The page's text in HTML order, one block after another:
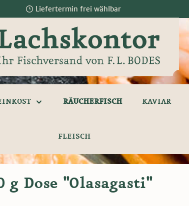
Liefertermin frei wählbar
RÄUCHERFISCH KAVIAR
FLEISCH
Dose "Olasagasti"